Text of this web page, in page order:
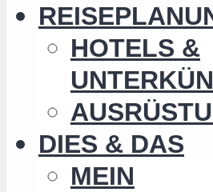
HOTELS &
DIES & DAS
MEIN